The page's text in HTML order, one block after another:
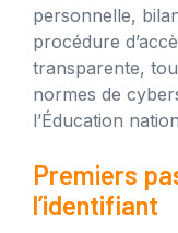
personnelle,
procédure
transparente,
normes de
l’Éducation
Premiers
l’identifiant